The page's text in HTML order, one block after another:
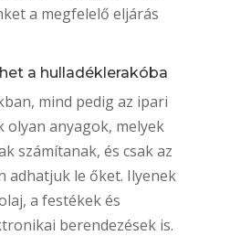
a megfelelő eljárás
a hulladéklerakóba
mind pedig az ipari
anyagok, melyek
számítanak, és csak az
adhatjuk le őket. Ilyenek
a festékek és
berendezések is.